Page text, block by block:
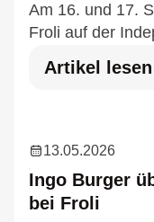
Am 16. und 17.
Froli auf der
(MOC
die Hotellerie.
Artikel lesen
13.05.2026
Ingo Burger
bei Froli